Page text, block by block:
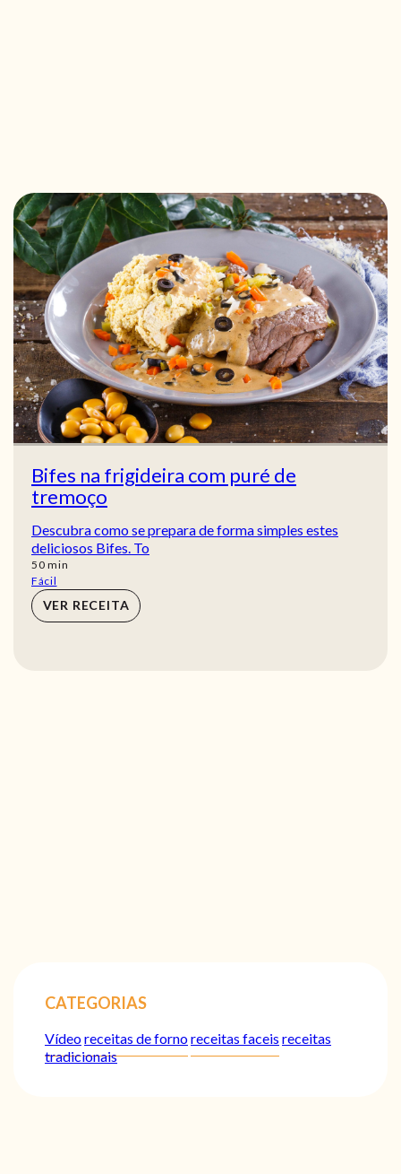
Bifes na frigideira com puré de
tremoço
Descubra como se prepara de forma simples estes
deliciosos Bifes. To
50min
min
Fácil
VER RECEITA
CATEGORIAS
Vídeoreceitas de fornoreceitas faceis receitas
tradicionais